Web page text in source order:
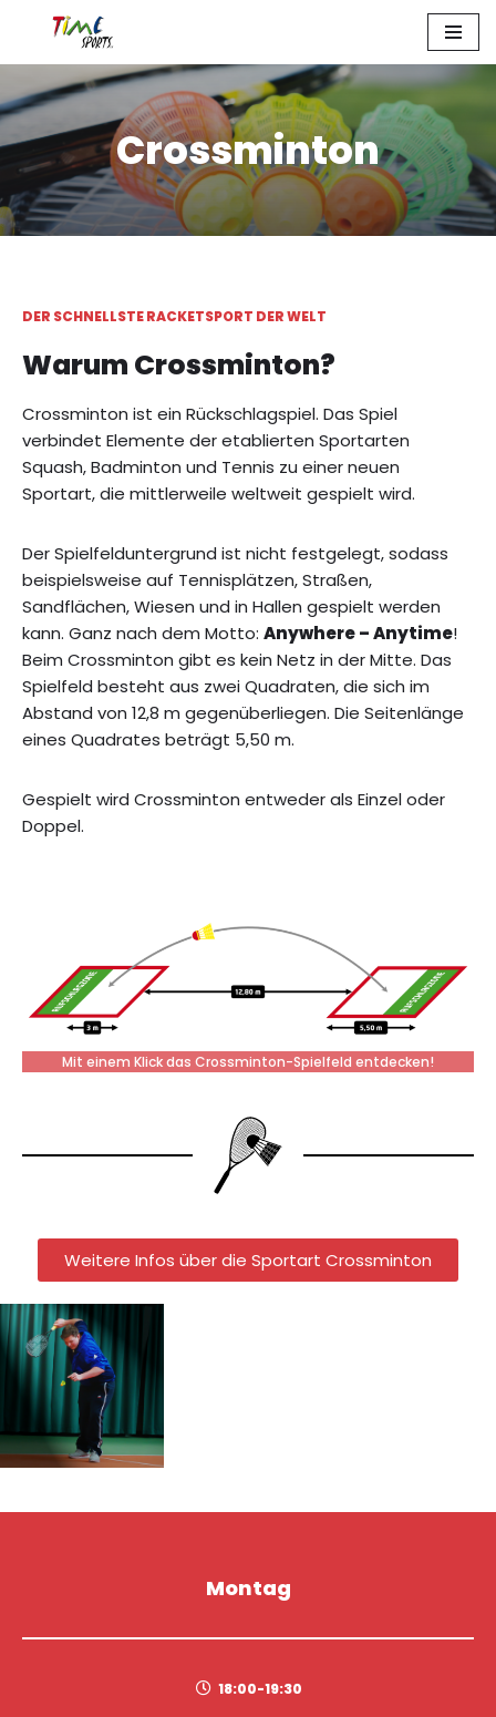
Zum
Inhalt
springen
Crossminton
DER SCHNELLSTE RACKETSPORT DER WELT
Warum Crossminton?
Crossminton ist ein Rückschlagspiel. Das Spiel
verbindet Elemente der etablierten Sportarten
Squash, Badminton und Tennis zu einer neuen
Sportart, die mittlerweile weltweit gespielt wird.
Der Spielfelduntergrund ist nicht festgelegt, sodass
beispielsweise auf Tennisplätzen, Straßen,
Sandflächen, Wiesen und in Hallen gespielt werden
kann. Ganz nach dem Motto: Anywhere – Anytime!
Beim Crossminton gibt es kein Netz in der Mitte. Das
Spielfeld besteht aus zwei Quadraten, die sich im
Abstand von 12,8 m gegenüberliegen. Die Seitenlänge
eines Quadrates beträgt 5,50 m.
Gespielt wird Crossminton entweder als Einzel oder
Doppel.
Mit einem Klick das Crossminton-Spielfeld entdecken!
Weitere Infos über die Sportart Crossminton
Montag
18:00-19:30